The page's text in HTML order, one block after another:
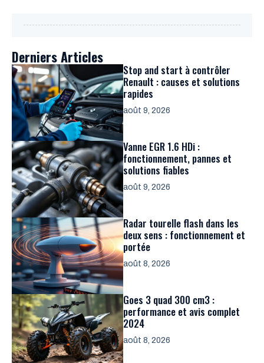
Derniers Articles
Stop and start à contrôler
Renault : causes et solutions
rapides
août 9, 2026
Vanne EGR 1.6 HDi :
fonctionnement, pannes et
solutions fiables
août 9, 2026
Radar tourelle flash dans les
deux sens : fonctionnement et
portée
août 8, 2026
Goes 3 quad 300 cm3 :
performance et avis complet
2024
août 8, 2026